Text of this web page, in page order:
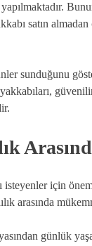
satın almadan
sunduğunu
isteyenler için
arasında
günlük